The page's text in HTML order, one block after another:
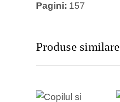
Pagini 157
Produse similare